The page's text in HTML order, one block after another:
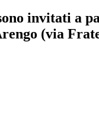
invitati a
(via